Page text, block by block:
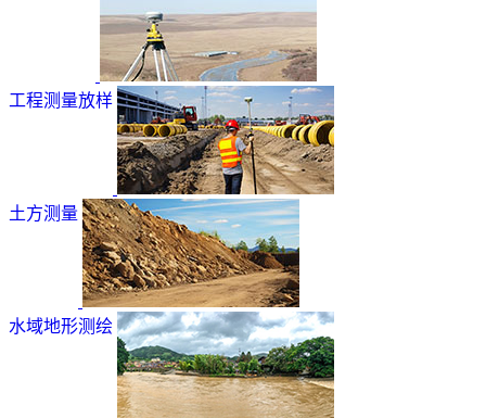
工程测量放样
土方测量
水域地形测绘